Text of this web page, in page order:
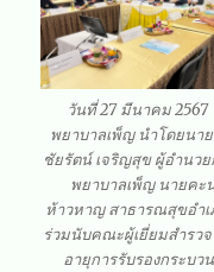
วันที่ 27 มีนาคม 2567
พยาบาลเพ็ญ นำโดยนา
ชัยรัตน์ เจริญสุข ผู้อำนวย
พยาบาลเพ็ญ นายคะ
ห้าวหาญ สาธารณสุขอำ
ร่วมนับคณะผู้เยี่ยมสำรวจ
อายุการรับรองกระบว